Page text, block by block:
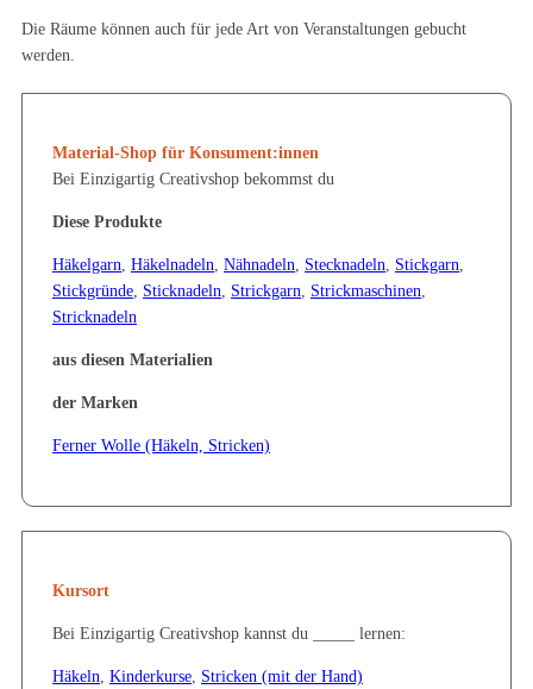
Die Räume können auch für jede Art von Veranstaltungen gebucht
werden.
Material-Shop für Konsument:innen
Bei Einzigartig Creativshop bekommst du
Diese Produkte
Häkelgarn, Häkelnadeln, Nähnadeln, Stecknadeln, Stickgarn,
Stickgründe, Sticknadeln, Strickgarn, Strickmaschinen,
Stricknadeln
aus diesen Materialien
der Marken
Ferner Wolle (Häkeln, Stricken)
Kursort
Bei Einzigartig Creativshop kannst du _____ lernen:
Häkeln, Kinderkurse, Stricken (mit der Hand)